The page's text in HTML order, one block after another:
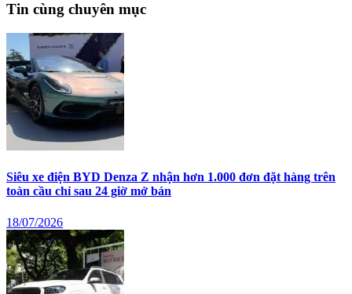
Tin cùng chuyên mục
Siêu xe điện BYD Denza Z nhận hơn 1.000 đơn đặt hàng trên
toàn cầu chỉ sau 24 giờ mở bán
18/07/2026